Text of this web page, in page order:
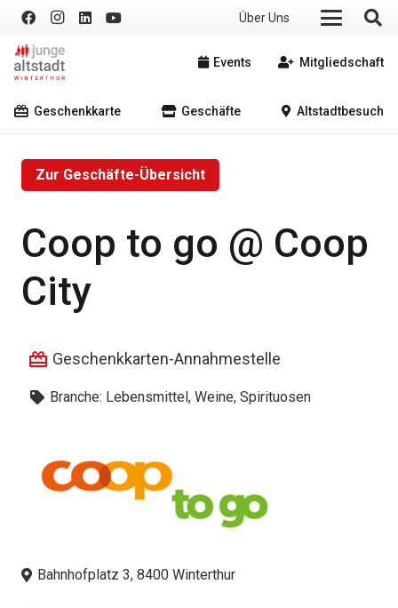
Über Uns
Events Mitgliedschaft
Geschenkkarte Geschäfte Altstadtbesuch
Zur Geschäfte-Übersicht
Coop to go @ Coop
City
Geschenkkarten-Annahmestelle
Branche: Lebensmittel, Weine, Spirituosen
Bahnhofplatz 3, 8400 Winterthur